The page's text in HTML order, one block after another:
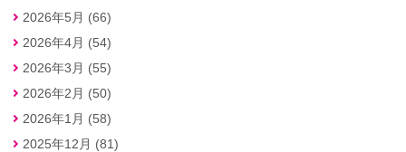
2026年5月 (66)
2026年4月 (54)
2026年3月 (55)
2026年2月 (50)
2026年1月 (58)
2025年12月 (81)